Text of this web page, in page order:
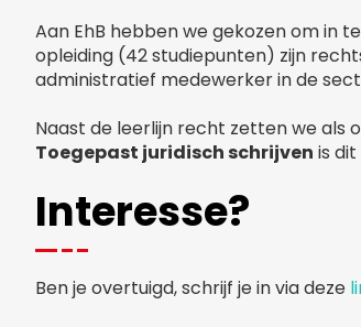
Aan EhB hebben we gekozen om in
opleiding (42 studiepunten) zijn
administratief medewerker in de
Naast de leerlijn recht zetten we als
Toegepast juridisch schrijven is
Interesse?
Ben je overtuigd, schrijf je in via deze